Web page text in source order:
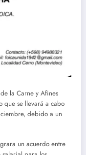
la Carne y Afines
que se llevará a cabo
debido a un
un acuerdo entre